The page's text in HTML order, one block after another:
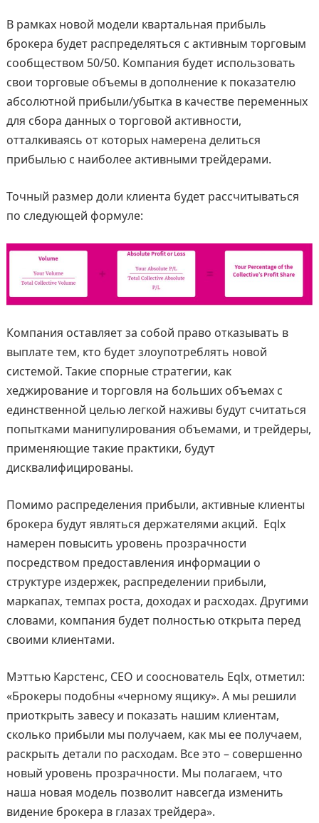
В рамках новой модели квартальная прибыль
брокера будет распределяться с активным торговым
сообществом 50/50. Компания будет использовать
свои торговые объемы в дополнение к показателю
абсолютной прибыли/убытка в качестве переменных
для сбора данных о торговой активности,
отталкиваясь от которых намерена делиться
прибылью с наиболее активными трейдерами.
Точный размер доли клиента будет рассчитываться
по следующей формуле:
Компания оставляет за собой право отказывать в
выплате тем, кто будет злоупотреблять новой
системой. Такие спорные стратегии, как
хеджирование и торговля на больших объемах с
единственной целью легкой наживы будут считаться
попытками манипулирования объемами, и трейдеры,
применяющие такие практики, будут
дисквалифицированы.
Помимо распределения прибыли, активные клиенты
брокера будут являться держателями акций. Eqlx
намерен повысить уровень прозрачности
посредством предоставления информации о
структуре издержек, распределении прибыли,
маркапах, темпах роста, доходах и расходах. Другими
словами, компания будет полностью открыта перед
своими клиентами.
Мэттью Карстенс, CEO и сооснователь Eqlx, отметил:
«Брокеры подобны «черному ящику». А мы решили
приоткрыть завесу и показать нашим клиентам,
сколько прибыли мы получаем, как мы ее получаем,
раскрыть детали по расходам. Все это – совершенно
новый уровень прозрачности. Мы полагаем, что
наша новая модель позволит навсегда изменить
видение брокера в глазах трейдера».